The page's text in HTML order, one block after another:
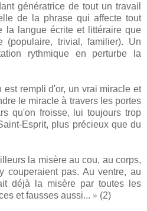
génératrice de tout un travail
de la phrase qui affecte tout
la langue écrite et littéraire que
trivial, familier). Un
rythmique en perturbe la
est rempli d'or, un vrai miracle et
le miracle à travers les portes
qu'on froisse, lui toujours trop
Esprit, plus précieux que du
la misère au cou, au corps,
couperaient pas. Au ventre, au
déjà la misère par toutes les
et fausses aussi... » (2)